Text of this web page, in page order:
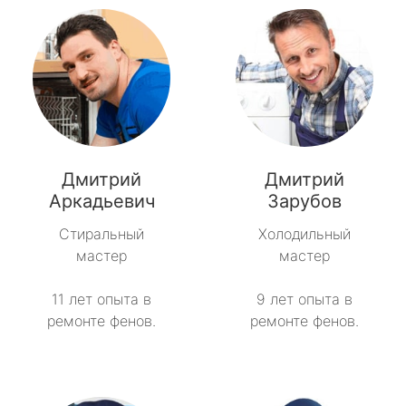
Дмитрий
Аркадьевич
Стиральный
мастер
11 лет опыта в
ремонте фенов.
Дмитрий
Зарубов
Холодильный
мастер
9 лет опыта в
ремонте фенов.